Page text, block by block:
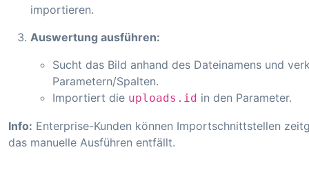
importieren.
Auswertung ausführen:
Sucht das Bild anhand des Dateinamens und
Parametern/Spalten.
Importiert die uploads.id in den Parameter.
Info: Enterprise-Kunden können Importschnittstellen
das manuelle Ausführen entfällt.